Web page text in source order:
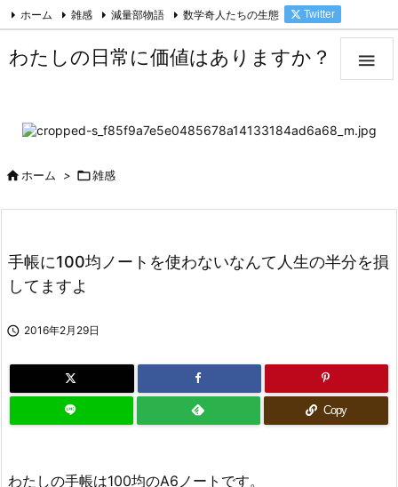

ホーム 雑感 減量部物語 数学奇人たちの生態 Twitter
わたしの日常に価値はありますか？
ホーム > 雑感
手帳に100均ノートを使わないなんて人生の半分を損
してますよ
 2016年2月29日
Copy
わたしの手帳は100均のA6ノートです。